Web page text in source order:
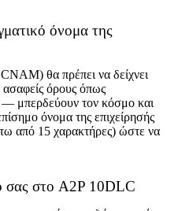
όνομα της
θα πρέπει να δείχνει
ασαφείς όρους όπως
μπερδεύουν τον κόσμο και
όνομα της επιχείρησής
από 15 χαρακτήρες) ώστε να
σας στο A2P 10DLC